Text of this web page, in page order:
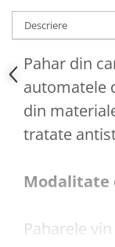
Descriere
Pahar din
automatele
din
tratate
Modalitate
Paharele